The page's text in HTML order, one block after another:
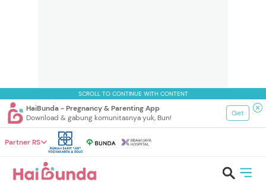
SCROLL TO CONTINUE WITH CONTENT
HaiBunda - Pregnancy & Parenting App
Download & gabung komunitasnya yuk, Bun!
Get
Partner RS